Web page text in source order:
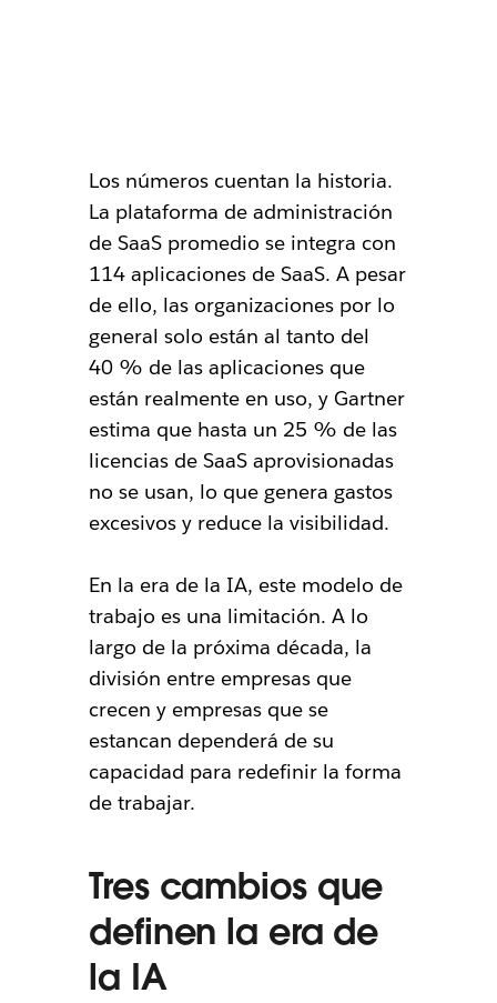
Los números cuentan la historia.
La plataforma de administración
de SaaS promedio se integra con
114 aplicaciones de SaaS. A pesar
de ello, las organizaciones por lo
general solo están al tanto del
40 % de las aplicaciones que
están realmente en uso, y Gartner
estima que hasta un 25 % de las
licencias de SaaS aprovisionadas
no se usan, lo que genera gastos
excesivos y reduce la visibilidad.
En la era de la IA, este modelo de
trabajo es una limitación. A lo
largo de la próxima década, la
división entre empresas que
crecen y empresas que se
estancan dependerá de su
capacidad para redefinir la forma
de trabajar.
Tres cambios que
definen la era de
la IA